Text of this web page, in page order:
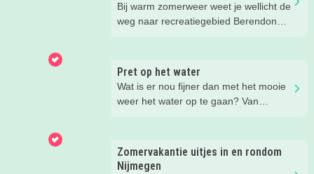
Bij warm zomerweer weet je wellicht de
weg naar recreatiegebied Berendonck
voor het hele gezin bij dit prachtige
recreatiegebied van Leisurelands? Wij
delen onze favoriete tips met je!
Pret op het water
Wat is er nou fijner dan met het mooie
weer het water op te gaan? Van
je de leukste tips voor op én in het
water.
Zomervakantie uitjes in en rondom
Nijmegen